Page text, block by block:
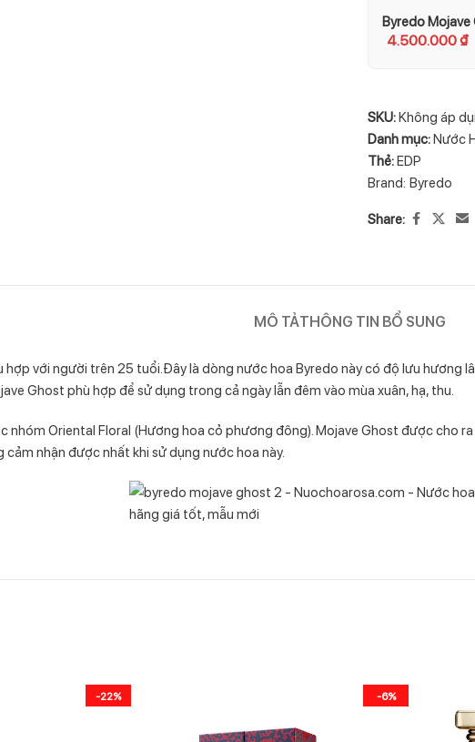
Byredo
4.500.000₫
SKU:Không áp
Danh mục:Nước
Thẻ:EDP
Brand: Byredo
Share:
MÔ TẢTHÔNG TIN BỔ SUNG
hợp với người trên 25 tuổi.Đây là dòng nước hoa Byredo này có độ lưu hương
Ghost phù hợp để sử dụng trong cả ngày lẫn đêm vào mùa xuân, hạ, thu.
nhóm Oriental Floral (Hương hoa cỏ phương đông). Mojave Ghost được cho
nhận được nhất khi sử dụng nước hoa này.
-22% -6%